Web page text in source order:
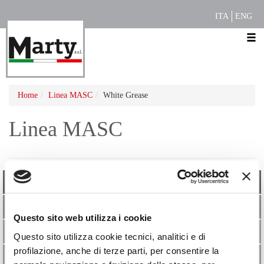
Questo sito web utilizza i cookie
Questo sito utilizza cookie tecnici, analitici e di
profilazione, anche di terze parti, per consentire la
ITA ENG
Home Linea MASC White Grease
Linea MASC
Zoccolo
Arti
Cuoio